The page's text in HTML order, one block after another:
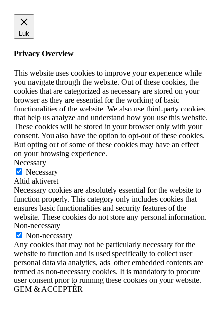
Luk
Privacy Overview
This website uses cookies to improve your experience while
you navigate through the website. Out of these cookies, the
cookies that are categorized as necessary are stored on your
browser as they are essential for the working of basic
functionalities of the website. We also use third-party cookies
that help us analyze and understand how you use this website.
These cookies will be stored in your browser only with your
consent. You also have the option to opt-out of these cookies.
But opting out of some of these cookies may have an effect
on your browsing experience.
Necessary
Necessary
Altid aktiveret
Necessary cookies are absolutely essential for the website to
function properly. This category only includes cookies that
ensures basic functionalities and security features of the
website. These cookies do not store any personal information.
Non-necessary
Non-necessary
Any cookies that may not be particularly necessary for the
website to function and is used specifically to collect user
personal data via analytics, ads, other embedded contents are
termed as non-necessary cookies. It is mandatory to procure
user consent prior to running these cookies on your website.
GEM & ACCEPTÈR